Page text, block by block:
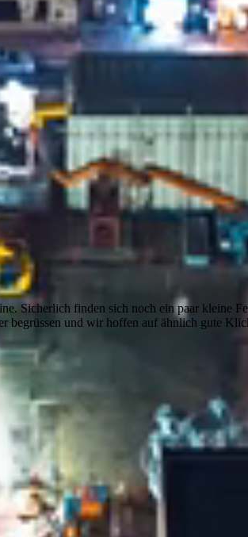
Sicherlich finden sich noch ein paar kleine
und wir hoffen auf ähnlich gute